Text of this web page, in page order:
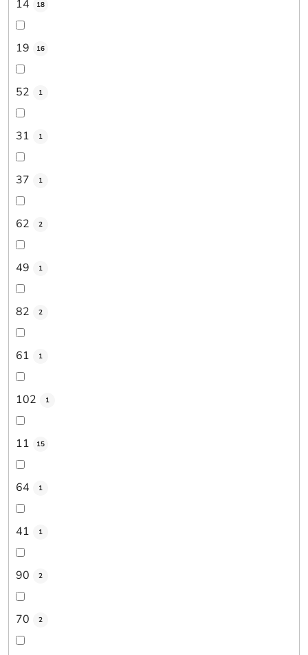
14 18
19 16
52 1
31 1
37 1
62 2
49 1
82 2
61 1
102 1
11 15
64 1
41 1
90 2
70 2